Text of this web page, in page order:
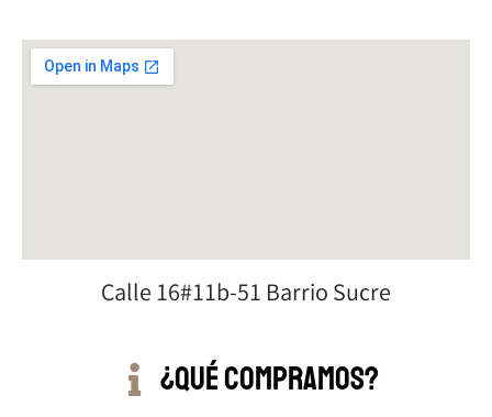
Calle 16#11b-51 Barrio Sucre
¿Qué compramos?